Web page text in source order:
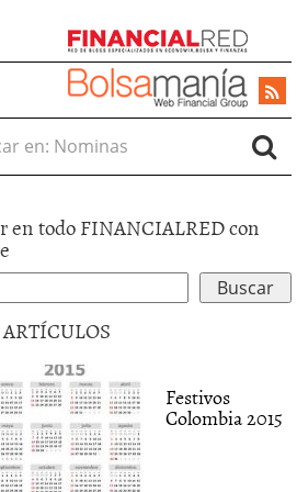
en:
en todo FINANCIALRED con
ARTÍCULOS
Festivos
Colombia 2015